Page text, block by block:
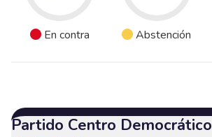
En contra Abstención
Partido Centro Democrático